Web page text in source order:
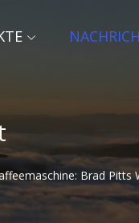
Brad Pitts